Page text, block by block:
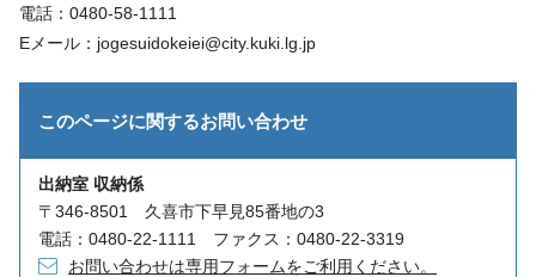
電話：0480-58-1111
Eメール：jogesuidokeiei@city.kuki.lg.jp
このページに関するお問い合わせ
出納室 収納係
〒346-8501 久喜市下早見85番地の3
電話：0480-22-1111 ファクス：0480-22-3319
お問い合わせは専用フォームをご利用ください。